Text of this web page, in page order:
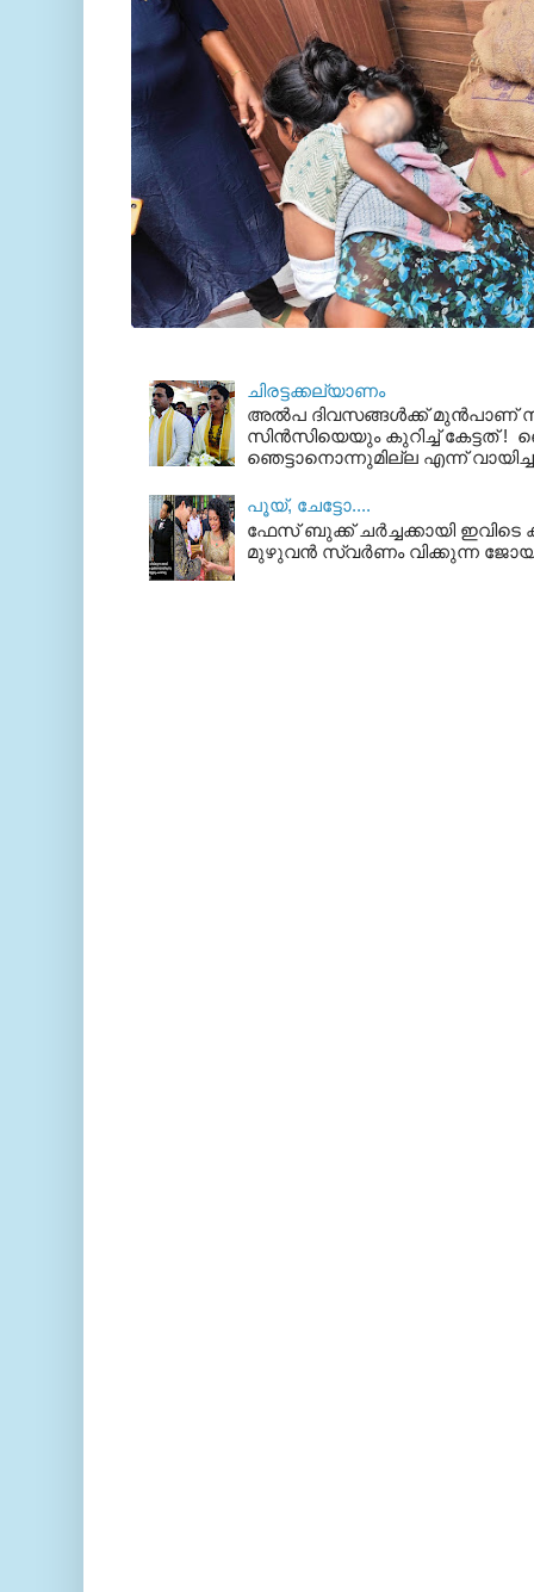
ചിരട്ടക്കല്യാണം
അല്‍പ ദിവസങ്ങള്‍ക്ക് മുന്‍പാണ്
സിന്‍സിയെയും കുറിച്ച് കേട്ടത് !
ഞെട്ടാനൊന്നുമില്ല എന്ന്
പൂയ്‌, ചേട്ടോ....
ഫേസ് ബുക്ക്‌ ചര്‍ച്ചക്കായി
മുഴുവന്‍ സ്വര്‍ണം വിക്കുന്ന